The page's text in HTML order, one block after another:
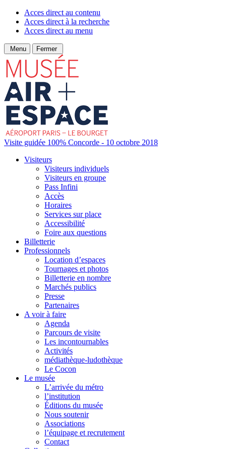
Acces direct au contenu
Acces direct à la recherche
Acces direct au menu
Menu Fermer
Visite guidée 100% Concorde - 10 octobre 2018
Visiteurs
Visiteurs individuels
Visiteurs en groupe
Pass Infini
Accès
Horaires
Services sur place
Accessibilité
Foire aux questions
Billetterie
Professionnels
Location d’espaces
Tournages et photos
Billetterie en nombre
Marchés publics
Presse
Partenaires
A voir à faire
Agenda
Parcours de visite
Les incontournables
Activités
médiathèque-ludothèque
Le Cocon
Le musée
L’arrivée du métro
l’institution
Éditions du musée
Nous soutenir
Associations
l’équipage et recrutement
Contact